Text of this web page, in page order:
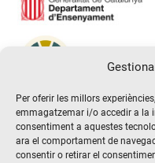
Per oferir les millors
emmagatzemar i/o accedir a la
consentiment a aquestes
ara el comportament de
consentir o retirar el